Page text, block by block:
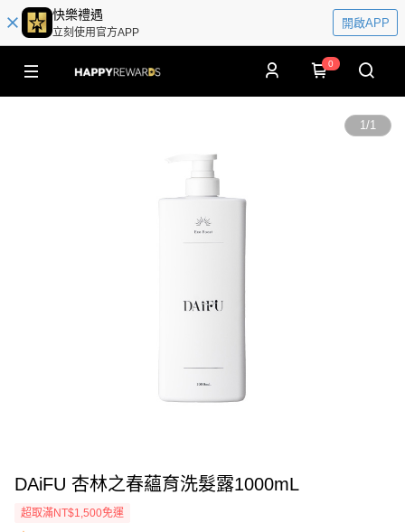
快樂禮遇
立刻使用官方APP
開啟APP
0
1/1
DAiFU 杏林之春蘊育洗髮露1000mL
超取滿NT$1,500免運